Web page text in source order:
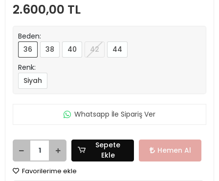
2.600,00 TL
Beden:
36
38 40 42
44
Renk:
Siyah
Whatsapp İle Sipariş Ver
Sepete
Ekle
Hemen Al
Favorilerime ekle